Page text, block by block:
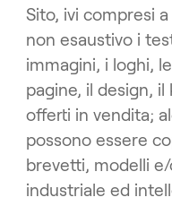
Sito, ivi compresi
non esaustivo i
immagini, i loghi,
pagine, il design,
offerti in vendita;
possono essere
brevetti, modelli
industriale ed